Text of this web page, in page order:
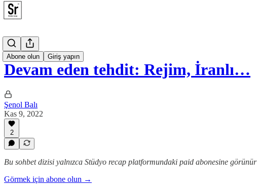
Abone olun Giriş yapın
Odak
Devam eden tehdit: Rejim, İranlı…
Şenol Balı
Kas 9, 2022
2
Bu sohbet dizisi yalnızca Stüdyo recap platformundaki paid abonesine görünür
Görmek için abone olun →